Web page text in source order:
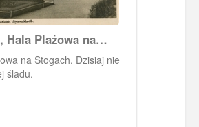
Hala Plażowa na
na Stogach. Dzisiaj nie
śladu.